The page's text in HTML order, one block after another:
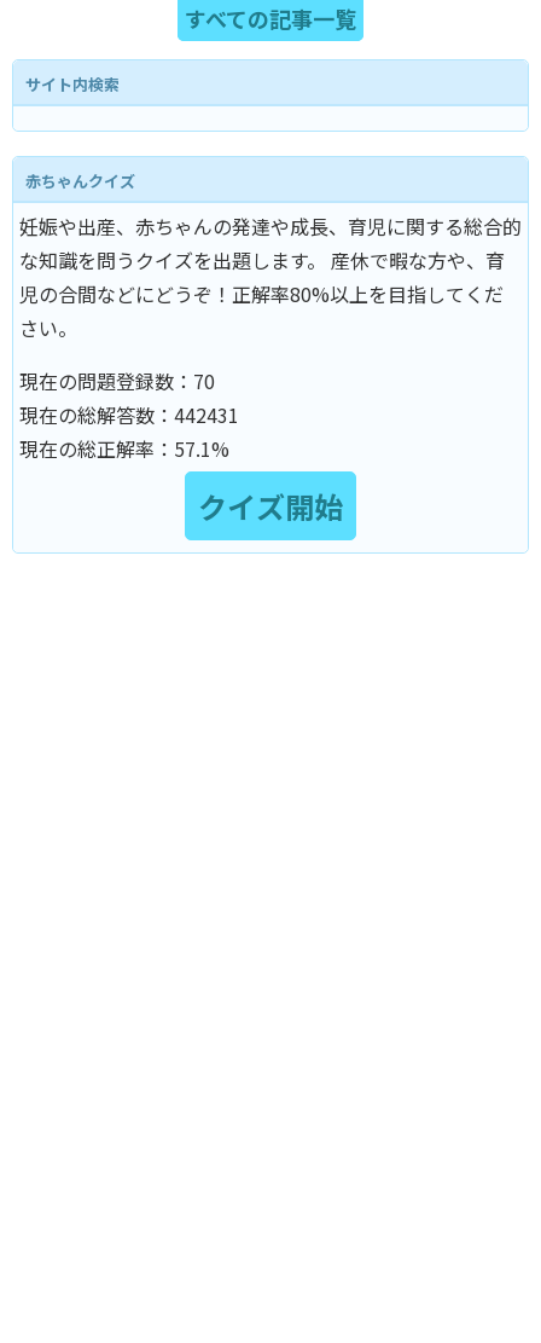
すべての記事一覧
サイト内検索
赤ちゃんクイズ
妊娠や出産、赤ちゃんの発達や成長、育児に関する総合的
な知識を問うクイズを出題します。 産休で暇な方や、育
児の合間などにどうぞ！正解率80%以上を目指してくだ
さい。
現在の問題登録数： 70
現在の総解答数： 442431
現在の総正解率： 57.1%